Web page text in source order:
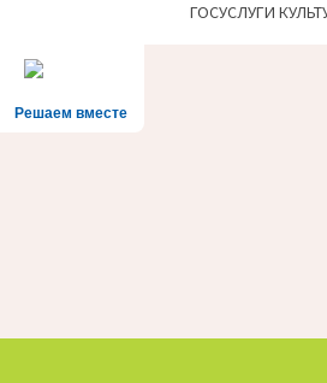
ГОСУСЛУГИ
Решаем вместе